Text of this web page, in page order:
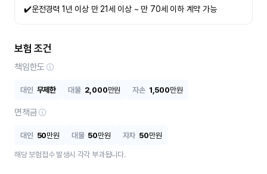
✔️운전경력 1년 이상 만 21세 이상 ~ 만 70세 이하 계약 가능
보험 조건
책임한도
대인 무제한 대물 2,000만원 자손 1,500만원
면책금
대인 50만원 대물 50만원 자차 50만원
해당 보험접수 발생시 각각 부과됩니다.